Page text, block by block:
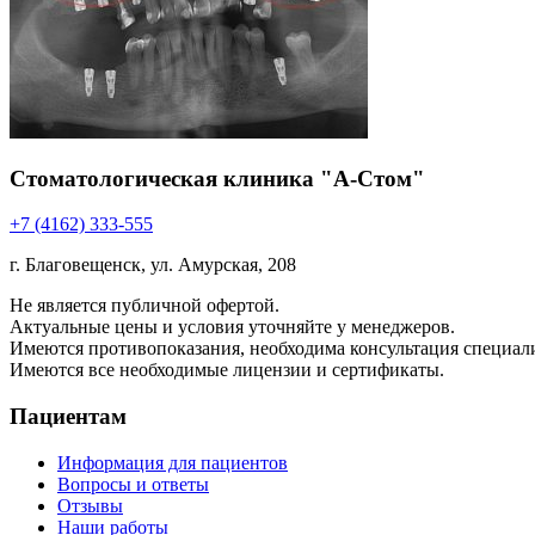
Стоматологическая клиника "А-Стом"
+7 (4162) 333-555
г. Благовещенск, ул. Амурская, 208
Не является публичной офертой.
Актуальные цены и условия уточняйте у менеджеров.
Имеются противопоказания, необходима консультация
Имеются все необходимые лицензии и сертификаты.
Пациентам
Информация для пациентов
Вопросы и ответы
Отзывы
Наши работы